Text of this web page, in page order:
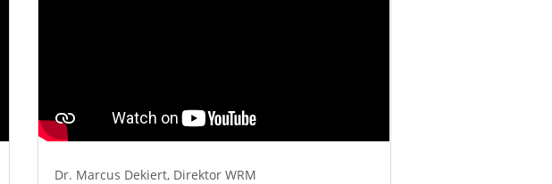
Dr. Marcus Dekiert, Direktor WRM